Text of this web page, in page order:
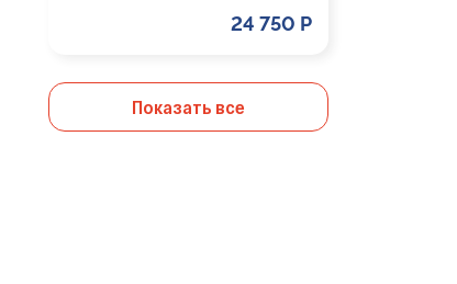
24 750 Р
Показать все